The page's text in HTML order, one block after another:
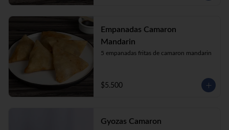
Empanadas Camaron
Mandarin
5 empanadas fritas de camaron mandarin
$5.500
Gyozas Camaron